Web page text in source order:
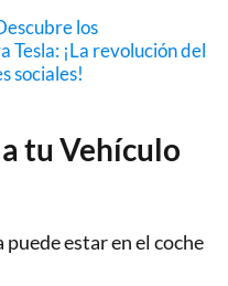
los
Tesla: ¡La revolución del
sociales!
tu Vehículo
estar en el coche